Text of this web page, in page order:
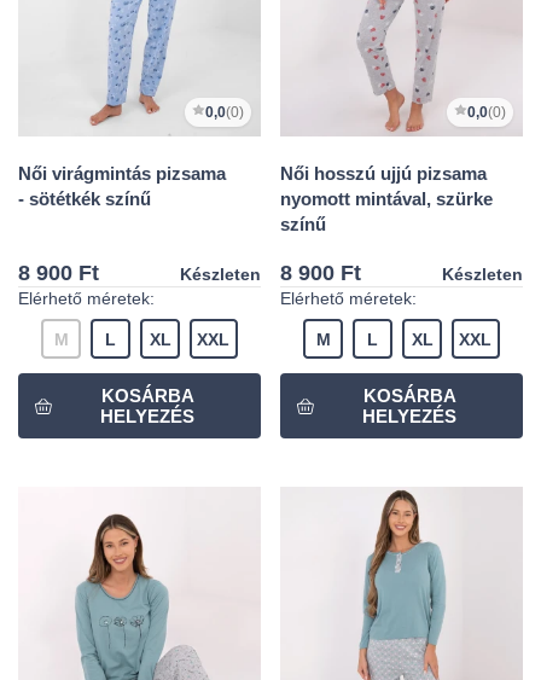
0,0(0)
Női virágmintás pizsama
- sötétkék színű
8 900 Ft
Készleten
Elérhető méretek:
M L XL XXL
0,0(0)
Női hosszú ujjú pizsama
nyomott mintával, szürke
színű
8 900 Ft
Készleten
Elérhető méretek:
M L XL XXL